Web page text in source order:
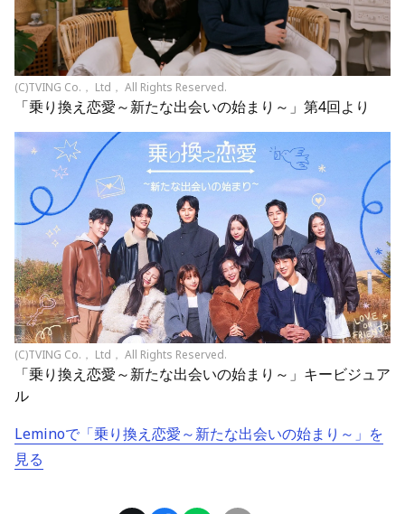
(C)TVING Co.， Ltd， All Rights Reserved.
「乗り換え恋愛～新たな出会いの始まり～」第4回より
(C)TVING Co.， Ltd， All Rights Reserved.
「乗り換え恋愛～新たな出会いの始まり～」キービジュア
ル
Leminoで「乗り換え恋愛～新たな出会いの始まり～」を
見る